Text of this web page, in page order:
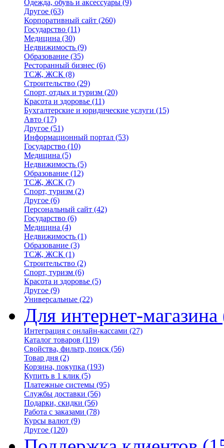
Одежда, обувь и аксессуары (9)
Другое (63)
Корпоративный сайт (260)
Государство (11)
Медицина (30)
Недвижимость (9)
Образование (35)
Ресторанный бизнес (6)
ТСЖ, ЖСК (8)
Строительство (29)
Спорт, отдых и туризм (20)
Красота и здоровье (11)
Бухгалтерские и юридические услуги (15)
Авто (17)
Другое (51)
Информационный портал (53)
Государство (10)
Медицина (5)
Недвижимость (5)
Образование (12)
ТСЖ, ЖСК (7)
Спорт, туризм (2)
Другое (6)
Персональный сайт (42)
Государство (6)
Медицина (4)
Недвижимость (1)
Образование (3)
ТСЖ, ЖСК (1)
Строительство (2)
Спорт, туризм (6)
Красота и здоровье (5)
Другое (9)
Универсальные (22)
Для интернет-магазина
Интеграция с онлайн-кассами (27)
Каталог товаров (119)
Свойства, фильтр, поиск (56)
Товар дня (2)
Корзина, покупка (193)
Купить в 1 клик (5)
Платежные системы (95)
Службы доставки (56)
Подарки, скидки (56)
Работа с заказами (78)
Курсы валют (9)
Другое (120)